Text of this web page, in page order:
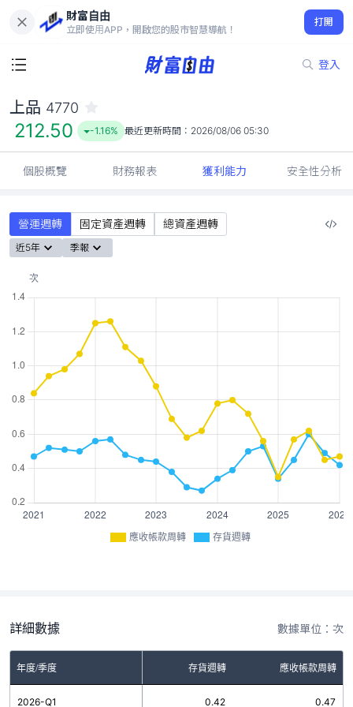
財富自由
立即使用APP，開啟您的股市智慧導航！
打開
登入
212.50
-1.16%
上品 4770
212.50 -1.16% 最近更新時間： 2026/08/06 05:30
個股概覽 財務報表 獲利能力 安全性分析
營運週轉 固定資產週轉 總資產週轉
近5年 季報
應收帳款周轉 存貨週轉
詳細數據 數據單位：次
年度/季度 存貨週轉 應收帳款周轉
2026-Q1 0.42 0.47